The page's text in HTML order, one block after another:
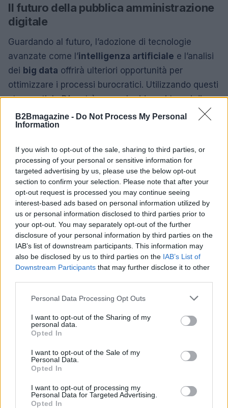
B2Bmagazine - Do Not Process My Personal
Information
If you wish to opt-out of the sale, sharing to third parties, or
processing of your personal or sensitive information for
targeted advertising by us, please use the below opt-out
section to confirm your selection. Please note that after your
opt-out request is processed you may continue seeing
interest-based ads based on personal information utilized by
us or personal information disclosed to third parties prior to
your opt-out. You may separately opt-out of the further
disclosure of your personal information by third parties on the
IAB’s list of downstream participants. This information may
also be disclosed by us to third parties on the IAB’s List of
Downstream Participants that may further disclose it to other
Please note that this website/app uses one or more Google
not limited to your visit or usage behaviour. You may click to
grant or deny consent to Google and its third-party tags to
use your data for below specified purposes in below Google
consent section.
Personal Data Processing Opt Outs
I want to opt-out of the Sharing of my
personal data.
Opted In
I want to opt-out of the Sale of my
Personal Data.
Opted In
I want to opt-out of processing my
Personal Data for Targeted Advertising.
Opted In
Il futuro della pubblica amministrazione
digitale
Guardando al futuro, l’adozione di tecnologie
avanzate come l’intelligenza artificiale e l’analisi
dei big data offrirà ulteriori opportunità per
ottimizzare i processi burocratici. Utilizzando questi
strumenti, la PA potrà non solo ridurre i tempi di
attesa, ma anche garantire una maggiore
trasparenzae
Tuttavia, nonostante i traguardi raggiunti, esistono
ancora molte aree in cui la burocrazia è lenta e
complessa. La digitalizzazione offre opportunità per
affrontare queste criticità, migliorando
ulteriormente la qualità dei servizi pubblici. Di
seguito si analizzano le principali aree dove la
digitalizzazione ha fatto la differenza e quelle dove
è necessaria un’accelerazione.0
AiAdhubMedia